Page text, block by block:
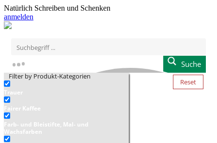
Natürlich Schreiben und Schenken
anmelden
Suche
Filter by Produkt-Kategorien
Trauer
Fairer Kaffee
Farb- und Bleistifte, Mal- und
Wachsfarben
Reset